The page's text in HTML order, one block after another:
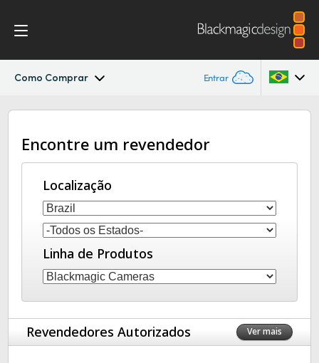
Como Comprar Entrar
Micro Studio Camera
Especificações
Australia
Austria
Brazil
Canada
China
Denmark
Finland
Encontre um revendedor
Localização
Linha de Produtos
Revendedores Autorizados Ver mais